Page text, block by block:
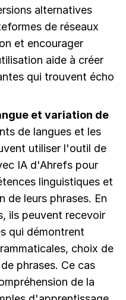
alternatives
de réseaux
et encourager
aide à créer
qui trouvent écho
et variation de
de langues et les
utiliser l'outil de
IA d'Ahrefs pour
linguistiques et
de leurs phrases. En
ils peuvent recevoir
qui démontrent
choix de
phrases. Ce cas
de la